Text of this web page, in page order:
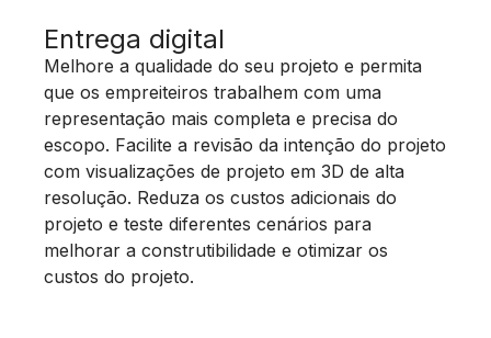
Entrega digital
Melhore a qualidade do seu projeto e permita
que os empreiteiros trabalhem com uma
representação mais completa e precisa do
escopo. Facilite a revisão da intenção do projeto
com visualizações de projeto em 3D de alta
resolução. Reduza os custos adicionais do
projeto e teste diferentes cenários para
melhorar a construtibilidade e otimizar os
custos do projeto.